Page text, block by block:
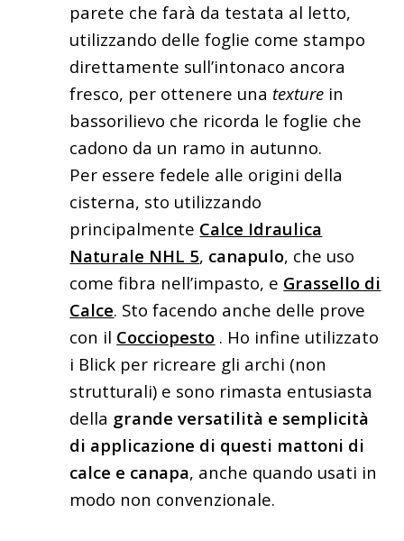
parete che farà da testata al letto,
utilizzando delle foglie come stampo
direttamente sull’intonaco ancora
fresco, per ottenere una texture in
bassorilievo che ricorda le foglie che
cadono da un ramo in autunno.
Per essere fedele alle origini della
cisterna, sto utilizzando
principalmente Calce Idraulica
Naturale NHL 5, canapulo, che uso
come fibra nell’impasto, e Grassello di
Calce. Sto facendo anche delle prove
con il Cocciopesto . Ho infine utilizzato
i Blick per ricreare gli archi (non
strutturali) e sono rimasta entusiasta
della grande versatilità e semplicità
di applicazione di questi mattoni di
calce e canapa, anche quando usati in
modo non convenzionale.